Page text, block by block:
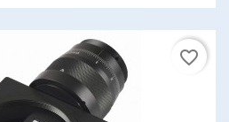
favorite_border